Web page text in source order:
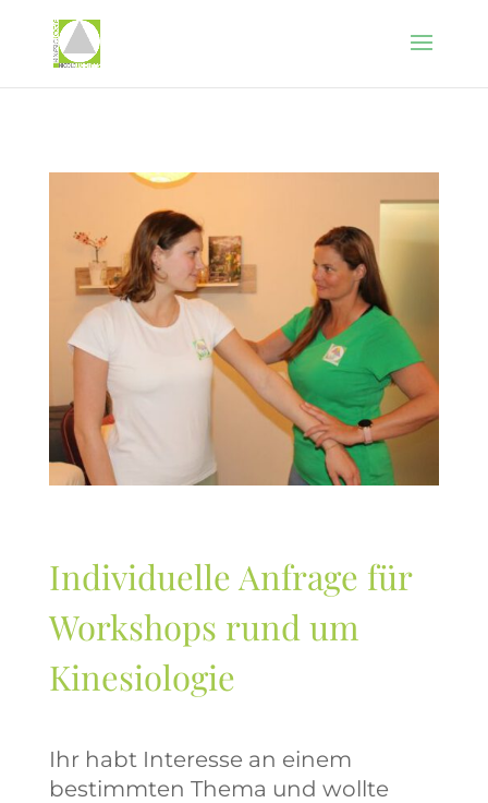
Individuelle Anfrage für
Workshops rund um
Kinesiologie
Ihr habt Interesse an einem
bestimmten Thema und wollte